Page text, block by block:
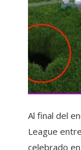
Al final del
League
celebrado